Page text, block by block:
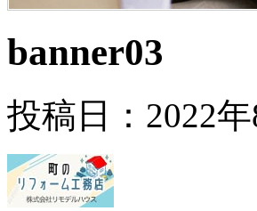
banner03
投稿日：2022